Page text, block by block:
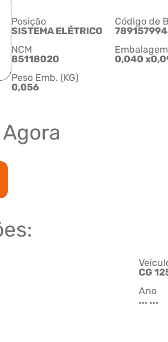
Posição
SISTEMA ELÉTRICO
Código de
NCM
85118020
0,040
Peso Emb. (KG)
0,056
CG
Ano
... ...